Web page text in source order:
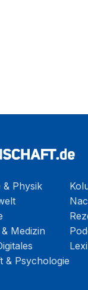
& Physik
Medizin
& Psychologie